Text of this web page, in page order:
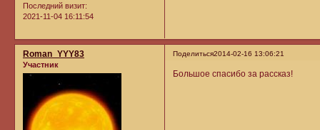
Последний визит:
2021-11-04 16:11:54
Поделиться2014-02-16 13:06:21
Roman_YYY83
Участник
Большое спасибо за рассказ!